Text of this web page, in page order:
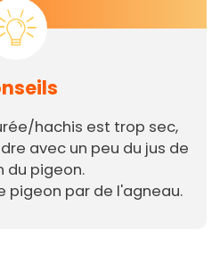
hachis est trop sec,
avec un peu du jus de
du pigeon.
pigeon par de l'agneau.